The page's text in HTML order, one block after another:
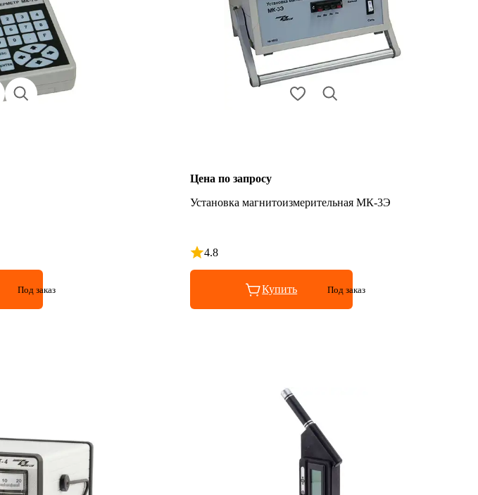
Под заказ
Цена по запросу
Установка магнитоизмерительная МК-3Э
4.8
Рейтинг 4.8 из 5
Купить Под заказ